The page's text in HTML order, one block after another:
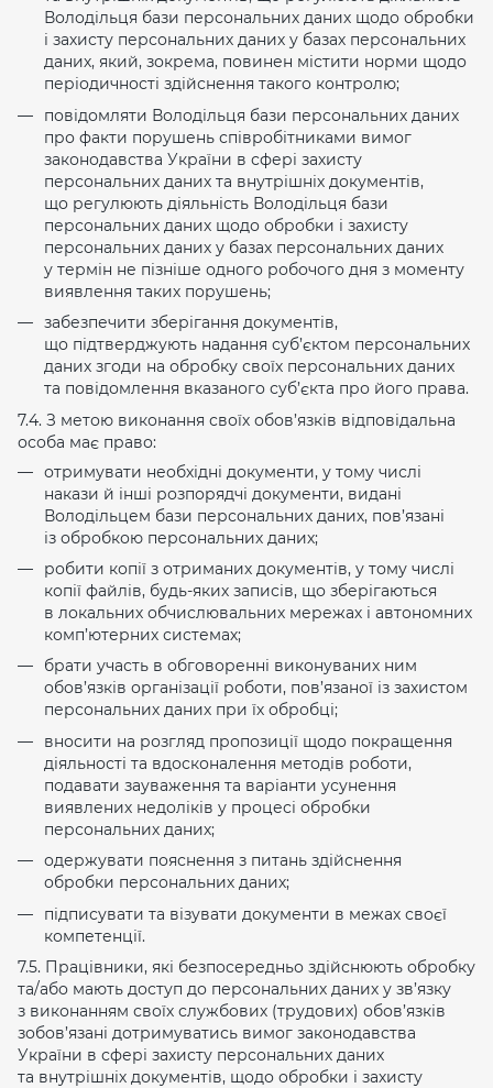
Володільця бази персональних даних щодо обробки
і захисту персональних даних у базах персональних
даних, який, зокрема, повинен містити норми щодо
періодичності здійснення такого контролю;
повідомляти Володільця бази персональних даних
про факти порушень співробітниками вимог
законодавства України в сфері захисту
персональних даних та внутрішніх документів,
що регулюють діяльність Володільця бази
персональних даних щодо обробки і захисту
персональних даних у базах персональних даних
у термін не пізніше одного робочого дня з моменту
виявлення таких порушень;
забезпечити зберігання документів,
що підтверджують надання суб’єктом персональних
даних згоди на обробку своїх персональних даних
та повідомлення вказаного суб’єкта про його права.
7.4. З метою виконання своїх обов’язків відповідальна
особа має право:
отримувати необхідні документи, у тому числі
накази й інші розпорядчі документи, видані
Володільцем бази персональних даних, пов’язані
із обробкою персональних даних;
робити копії з отриманих документів, у тому числі
копії файлів, будь-яких записів, що зберігаються
в локальних обчислювальних мережах і автономних
комп’ютерних системах;
брати участь в обговоренні виконуваних ним
обов’язків організації роботи, пов’язаної із захистом
персональних даних при їх обробці;
вносити на розгляд пропозиції щодо покращення
діяльності та вдосконалення методів роботи,
подавати зауваження та варіанти усунення
виявлених недоліків у процесі обробки
персональних даних;
одержувати пояснення з питань здійснення
обробки персональних даних;
підписувати та візувати документи в межах своєї
компетенції.
7.5. Працівники, які безпосередньо здійснюють обробку
та/або мають доступ до персональних даних у зв’язку
з виконанням своїх службових (трудових) обов’язків
зобов’язані дотримуватись вимог законодавства
України в сфері захисту персональних даних
та внутрішніх документів, щодо обробки і захисту